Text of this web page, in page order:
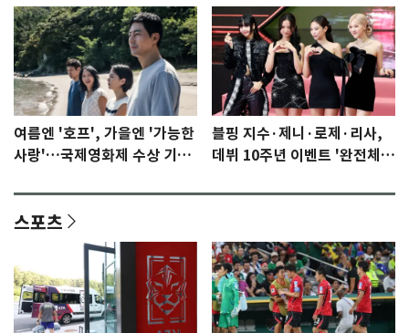
여름엔 '호프', 가을엔 '가능한
사랑'…국제영화제 수상 기대
블핑 지수·제니·로제·리사,
데뷔 10주년 이벤트 '완전체'
스포츠